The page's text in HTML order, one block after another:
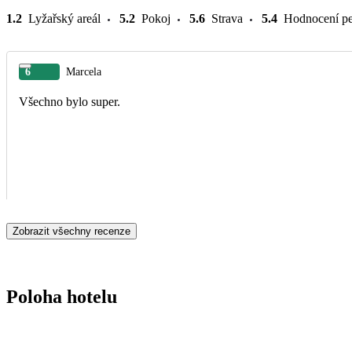
1.2 Lyžařský areál 5.2 Pokoj 5.6 Strava 5.4 Hodnocení
6 Marcela
Všechno bylo super.
Zobrazit všechny recenze
Poloha hotelu